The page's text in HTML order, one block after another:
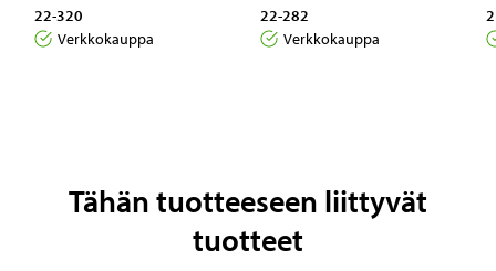
22-320
Verkkokauppa
22-282
Verkkokauppa
Tähän tuotteeseen liittyvät
tuotteet